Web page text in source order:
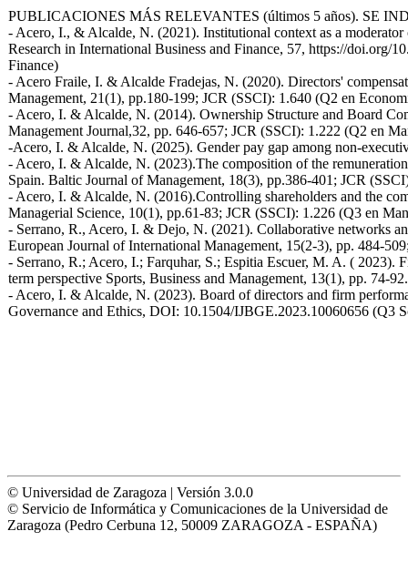
PUBLICACIONES MÁS RELEVANTES (últimos 5 años). SE
- Acero, I., & Alcalde, N. (2021). Institutional context as a
Research in International Business and Finance, 57, https://doi.org/
Finance)
- Acero Fraile, I. & Alcalde Fradejas, N. (2020). Directors'
Management, 21(1), pp.180-199; JCR (SSCI): 1.640 (Q2 en
- Acero, I. & Alcalde, N. (2014). Ownership Structure and Board
Management Journal,32, pp. 646-657; JCR (SSCI): 1.222 (Q2 en
-Acero, I. & Alcalde, N. (2025). Gender pay gap among non-
- Acero, I. & Alcalde, N. (2023).The composition of the
Spain. Baltic Journal of Management, 18(3), pp.386-401; JCR
- Acero, I. & Alcalde, N. (2016).Controlling shareholders and the
Managerial Science, 10(1), pp.61-83; JCR (SSCI): 1.226 (Q3 en
- Serrano, R., Acero, I. & Dejo, N. (2021). Collaborative networks
European Journal of International Management, 15(2-3), pp. 484-
- Serrano, R.; Acero, I.; Farquhar, S.; Espitia Escuer, M. A. ( 2023).
term perspective Sports, Business and Management, 13(1), pp. 74-
- Acero, I. & Alcalde, N. (2023). Board of directors and firm
Governance and Ethics, DOI: 10.1504/IJBGE.2023.10060656 (Q3
© Universidad de Zaragoza | Versión 3.0.0
© Servicio de Informática y Comunicaciones de la Universidad de
Zaragoza (Pedro Cerbuna 12, 50009 ZARAGOZA - ESPAÑA)